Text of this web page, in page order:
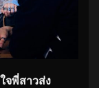
จพี่สาวส่ง